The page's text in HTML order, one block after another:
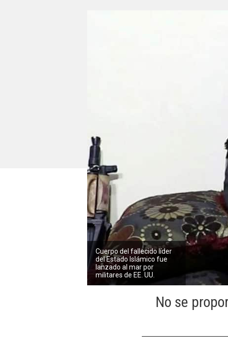
Cuerpo del fallecido líder
del Estado Islámico fue
lanzado al mar por
militares de EE. UU.
No se